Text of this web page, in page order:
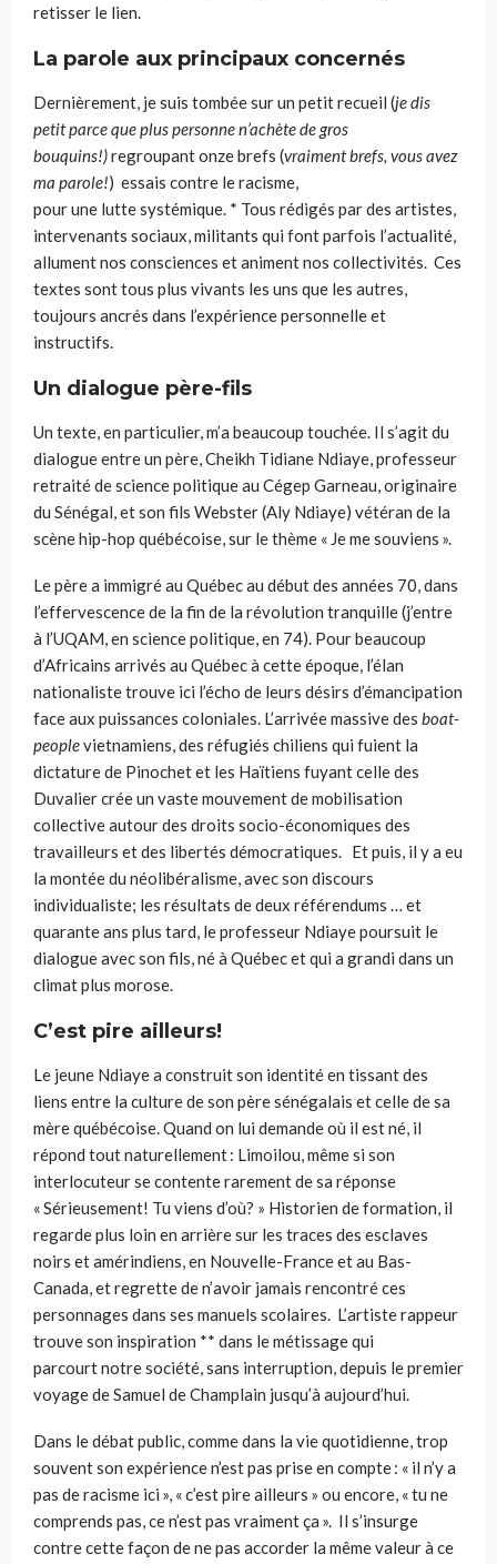
retisser le lien.
La parole aux principaux concernés
Dernièrement, je suis tombée sur un petit recueil (je dis
petit parce que plus personne n’achète de gros
bouquins!)regroupant onze brefs (vraiment brefs, vous avez
ma parole!) essais contre le racisme,
pourune luttesystémique. * Tous rédigés par des artistes,
intervenants sociaux, militants qui font parfois l’actualité,
allument nos consciences et animent nos collectivités. Ces
textes sont tous plus vivants les uns que les autres,
toujours ancrés dans l’expérience personnelle et
instructifs.
Un dialogue père-fils
Un texte, en particulier, m’a beaucoup touchée. Il s’agit du
dialogue entre un père, Cheikh Tidiane Ndiaye, professeur
retraité de science politique au Cégep Garneau, originaire
du Sénégal, et son fils Webster (Aly Ndiaye) vétéran de la
scène hip-hop québécoise, sur le thème « Je me souviens ».
Le père a immigré au Québec au début des années 70, dans
l’effervescence de la fin de la révolution tranquille (j’entre
à l’UQAM, en science politique, en 74). Pour beaucoup
d’Africains arrivés au Québec à cette époque, l’élan
nationaliste trouve ici l’écho de leurs désirs d’émancipation
face aux puissances coloniales. L’arrivée massive des boat-
peoplevietnamiens, des réfugiés chiliens qui fuient la
dictature de Pinochet et les Haïtiens fuyant celle des
Duvalier crée un vaste mouvement de mobilisation
collective autour des droits socio-économiques des
travailleurs et des libertés démocratiques. Et puis, il y a eu
la montée du néolibéralisme, avec son discours
individualiste; les résultats de deux référendums … et
quarante ans plus tard, le professeur Ndiaye poursuit le
dialogue avec son fils, né à Québec et qui a grandi dans un
climat plus morose.
C’est pire ailleurs!
Le jeune Ndiaye a construit son identité en tissant des
liens entre la culture de son père sénégalais et celle de sa
mère québécoise. Quand on lui demande où il est né, il
répond tout naturellement : Limoilou, même si son
interlocuteur se contente rarement de sa réponse
« Sérieusement! Tu viens d’où? » Historien de formation, il
regarde plus loin en arrière sur les traces des esclaves
noirs et amérindiens, en Nouvelle-France et au Bas-
Canada, et regrette de n’avoir jamais rencontré ces
personnages dans ses manuels scolaires. L’artiste rappeur
trouve son inspiration ** dans le métissage qui
parcourtnotre société, sans interruption, depuis le premier
voyage de Samuel de Champlain jusqu’à aujourd’hui.
Dans le débat public, comme dans la vie quotidienne, trop
souvent son expérience n’est pas prise en compte : « il n’y a
pas de racisme ici », « c’est pire ailleurs » ou encore, « tu ne
comprends pas, ce n’est pas vraiment ça ». Il s’insurge
contre cette façon de ne pas accorder la même valeur à ce